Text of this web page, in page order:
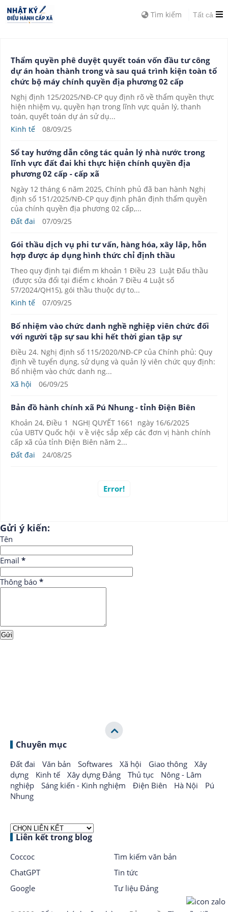
Tìm kiếm Tất cả
Thẩm quyền phê duyệt quyết toán vốn đầu tư công
dự án hoàn thành trong và sau quá trình kiện toàn tổ
chức bộ máy chính quyền địa phương 02 cấp
Nghị định 125/2025/NĐ-CP quy định rõ về thẩm quyền thực
hiện nhiệm vụ, quyền hạn trong lĩnh vực quản lý, thanh
toán, quyết toán dự án sử dụ...
Kinh tế
08/09/25
Sổ tay hướng dẫn công tác quản lý nhà nước trong
lĩnh vực đất đai khi thực hiện chính quyền địa
phương 02 cấp - cấp xã
Ngày 12 tháng 6 năm 2025, Chính phủ đã ban hành Nghị
định số 151/2025/NĐ-CP quy định phân định thẩm quyền
của chính quyền địa phương 02 cấp,...
Đất đai
07/09/25
Gói thầu dịch vụ phi tư vấn, hàng hóa, xây lắp, hỗn
hợp được áp dụng hình thức chỉ định thầu
Theo quy định tại điểm m khoản 1 Điều 23 Luật Đấu thầu
(được sửa đổi tại điểm c khoản 7 Điều 4 Luật số
57/2024/QH15), gói thầu thuộc dự to...
Kinh tế
07/09/25
Bổ nhiệm vào chức danh nghề nghiệp viên chức đối
với người tập sự sau khi hết thời gian tập sự
Điều 24. Nghị định số 115/2020/NĐ-CP của Chính phủ: Quy
định về tuyển dụng, sử dụng và quản lý viên chức quy định:
Bổ nhiệm vào chức danh ng...
Xã hội
06/09/25
Bản đồ hành chính xã Pú Nhung - tỉnh Điện Biên
Khoản 24, Điều 1 NGHỊ QUYẾT 1661 ngày 16/6/2025
của UBTV Quốc hội v ề việc sắp xếp các đơn vị hành chính
cấp xã của tỉnh Điện Biên năm 2...
Đất đai
24/08/25
Error!
Gửi ý kiến:
Tên
Email *
Thông báo *
Chuyên mục
Đất đai Văn bản Softwares Xã hội Giao thông
Xây
dựng
Kinh tế Xây dựng Đảng Thủ tục
Nông - Lâm
nghiệp
Sáng kiến - Kinh nghiệm Điện Biên Hà Nội
Pú
Nhung
Liên kết trong blog
Coccoc
Tìm kiếm văn bản
ChatGPT
Tin tức
Google
Tư liệu Đảng